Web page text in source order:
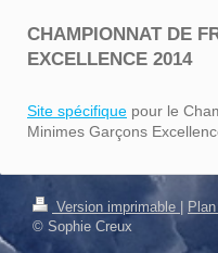
CHAMPIONNAT DE
EXCELLENCE 2014
Site spécifique pour le
Minimes Garçons
Version imprimable
© Sophie Creux